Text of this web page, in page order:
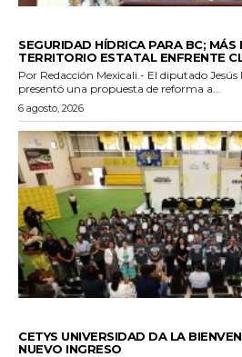
SEGURIDAD HÍDRICA PARA BC; MÁS
TERRITORIO ESTATAL ENFRENTE
Por Redacción Mexicali.- El diputado Jesús Daniel Razo Córdova,
presentó una propuesta de reforma a...
6 agosto, 2026
CETYS UNIVERSIDAD DA LA
NUEVO INGRESO